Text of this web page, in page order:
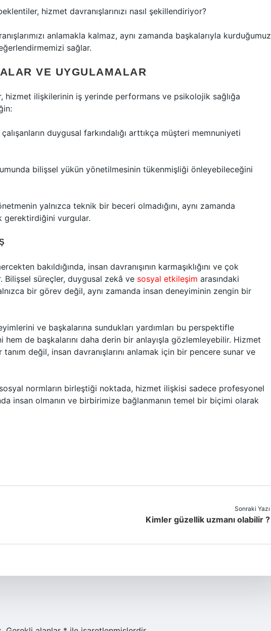
hizmet davranışlarınızı nasıl şekillendiriyor?
anlamakla kalmaz, aynı zamanda başkalarıyla kurduğumuz
sağlar.
VE UYGULAMALAR
hizmet ilişkilerinin iş yerinde performans ve psikolojik sağlığa
duygusal farkındalığı arttıkça müşteri memnuniyeti
bilişsel yükün yönetilmesinin tükenmişliği önleyebileceğini
yalnızca teknik bir beceri olmadığını, aynı zamanda
gerektirdiğini vurgular.
bakıldığında, insan davranışının karmaşıklığını ve çok
Bilişsel süreçler, duygusal zekâ ve sosyal etkileşim arasındaki
bir görev değil, aynı zamanda insan deneyiminin zengin bir
ve başkalarına sundukları yardımları bu perspektifle
de başkalarını daha derin bir anlayışla gözlemleyebilir. Hizmet
değil, insan davranışlarını anlamak için bir pencere sunar ve
normların birleştiği noktada, hizmet ilişkisi sadece profesyonel
insan olmanın ve birbirimize bağlanmanın temel bir biçimi olarak
Sonraki Yazı
Kimler güzellik uzmanı olabilir ?